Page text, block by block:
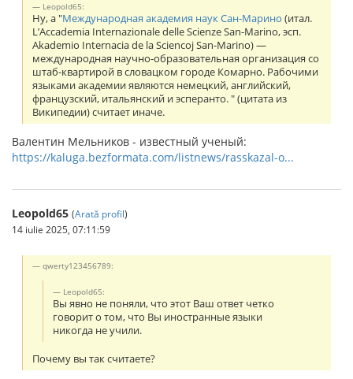
Leopold65:
Ну, а "Международная академия наук Сан-Марино (итал.
L’Accademia Internazionale delle Scienze San-Marino, эсп.
Akademio Internacia de la Sciencoj San-Marino) —
международная научно-образовательная организация со
штаб-квартирой в словацком городе Комарно. Рабочими
языками академии являются немецкий, английский,
французский, итальянский и эсперанто. " (цитата из
Википедии) считает иначе.
Валентин Мельников - известный ученый:
https://kaluga.bezformata.com/listnews/rasskazal-o...
Leopold65 (Arată profil)
14 iulie 2025, 07:11:59
qwerty123456789:
Leopold65:
Вы явно не поняли, что этот Ваш ответ четко
говорит о том, что Вы иностранные языки
никогда не учили.
Почему вы так считаете?